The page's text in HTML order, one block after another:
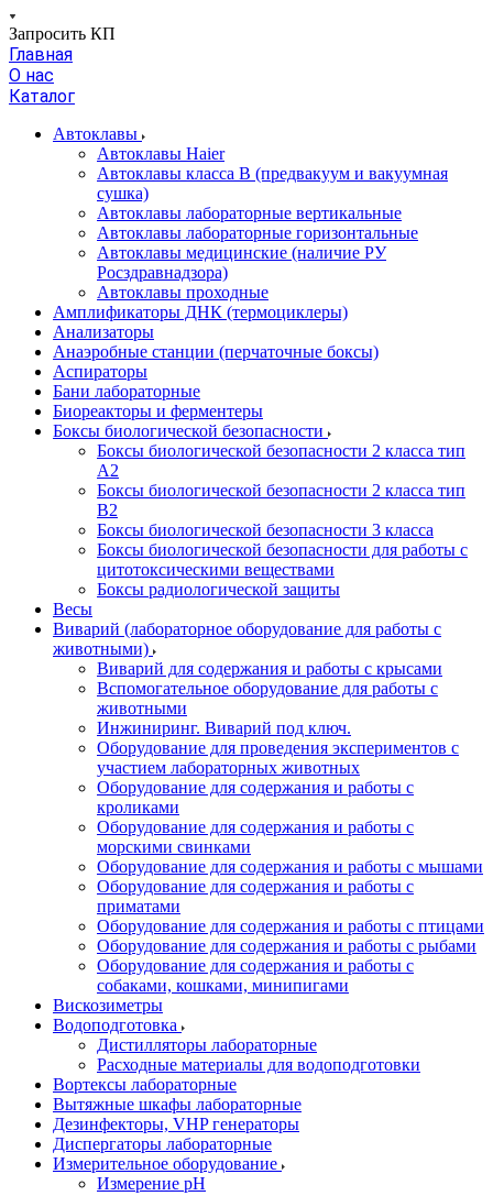
Запросить КП
Главная
О нас
Каталог
Автоклавы
Автоклавы Haier
Автоклавы класса B (предвакуум и вакуумная
сушка)
Автоклавы лабораторные вертикальные
Автоклавы лабораторные горизонтальные
Автоклавы медицинские (наличие РУ
Росздравнадзора)
Автоклавы проходные
Амплификаторы ДНК (термоциклеры)
Анализаторы
Анаэробные станции (перчаточные боксы)
Аспираторы
Бани лабораторные
Биореакторы и ферментеры
Боксы биологической безопасности
Боксы биологической безопасности 2 класса тип
A2
Боксы биологической безопасности 2 класса тип
B2
Боксы биологической безопасности 3 класса
Боксы биологической безопасности для работы с
цитотоксическими веществами
Боксы радиологической защиты
Весы
Виварий (лабораторное оборудование для работы с
животными)
Виварий для содержания и работы с крысами
Вспомогательное оборудование для работы с
животными
Инжиниринг. Виварий под ключ.
Оборудование для проведения экспериментов с
участием лабораторных животных
Оборудование для содержания и работы с
кроликами
Оборудование для содержания и работы с
морскими свинками
Оборудование для содержания и работы с мышами
Оборудование для содержания и работы с
приматами
Оборудование для содержания и работы с птицами
Оборудование для содержания и работы с рыбами
Оборудование для содержания и работы с
собаками, кошками, минипигами
Вискозиметры
Водоподготовка
Дистилляторы лабораторные
Расходные материалы для водоподготовки
Вортексы лабораторные
Вытяжные шкафы лабораторные
Дезинфекторы, VHP генераторы
Диспергаторы лабораторные
Измерительное оборудование
Измерение pH